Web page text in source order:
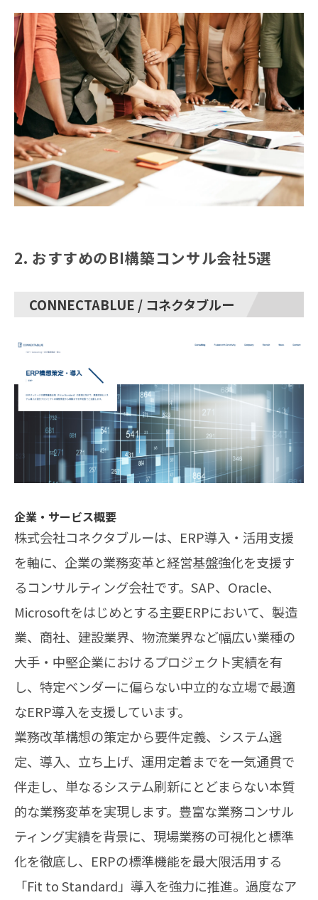
2. おすすめのBI構築コンサル会社5選
CONNECTABLUE / コネクタブルー
企業・サービス概要
株式会社コネクタブルーは、ERP導入・活用支援
を軸に、企業の業務変革と経営基盤強化を支援す
るコンサルティング会社です。SAP、Oracle、
Microsoftをはじめとする主要ERPにおいて、製造
業、商社、建設業界、物流業界など幅広い業種の
大手・中堅企業におけるプロジェクト実績を有
し、特定ベンダーに偏らない中立的な立場で最適
なERP導入を支援しています。
業務改革構想の策定から要件定義、システム選
定、導入、立ち上げ、運用定着までを一気通貫で
伴走し、単なるシステム刷新にとどまらない本質
的な業務変革を実現します。豊富な業務コンサル
ティング実績を背景に、現場業務の可視化と標準
化を徹底し、ERPの標準機能を最大限活用する
「Fit to Standard」導入を強力に推進。過度なア